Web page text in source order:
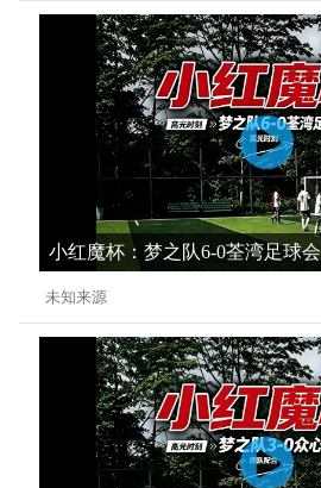
小红魔杯：梦之队6-0荃湾足球会
未知来源